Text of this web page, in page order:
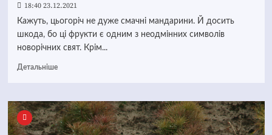
18:40 23.12.2021
Кажуть, цьогоріч не дуже смачні мандарини. Й досить
шкода, бо ці фрукти є одним з неодмінних символів
новорічних свят. Крім...
Детальніше